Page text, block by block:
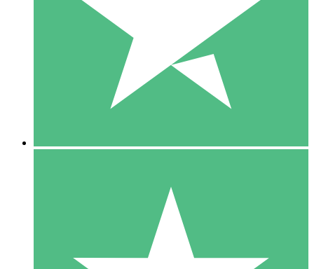
10 00
10 Descargas
20 00